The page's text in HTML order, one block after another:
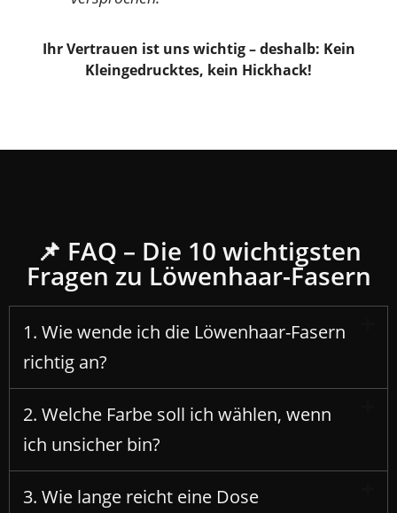
Ihr Vertrauen ist uns wichtig – deshalb: Kein
Kleingedrucktes, kein Hickhack!
📌 FAQ – Die 10 wichtigsten
Fragen zu Löwenhaar-Fasern
1. Wie wende ich die Löwenhaar-Fasern
richtig an?
2. Welche Farbe soll ich wählen, wenn
ich unsicher bin?
3. Wie lange reicht eine Dose